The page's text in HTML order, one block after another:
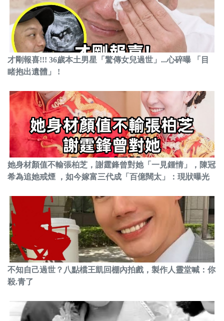
才剛報喜!!! 36歲本土男星「驚傳女兒過世」...心碎曝 「目
睹抱出遺體」 !
她身材顏值不輸張柏芝，謝霆鋒曾對她「一見鍾情」，陳冠
希為追她戒煙 ，如今嫁富三代成「百億闊太」：現狀曝光
不知自己過世？八點檔王凱回棚內拍戲，製作人靈堂喊：你
殺.青了